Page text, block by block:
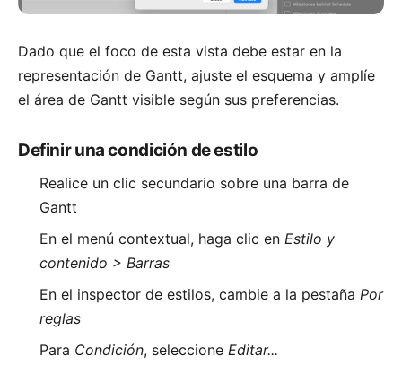
Dado que el foco de esta vista debe estar en la
representación de Gantt, ajuste el esquema y amplíe
el área de Gantt visible según sus preferencias.
Definir una condición de estilo
Realice un clic secundario sobre una barra de
Gantt
En el menú contextual, haga clic en Estilo y
contenido > Barras
En el inspector de estilos, cambie a la pestaña Por
reglas
Para Condición, seleccione Editar...